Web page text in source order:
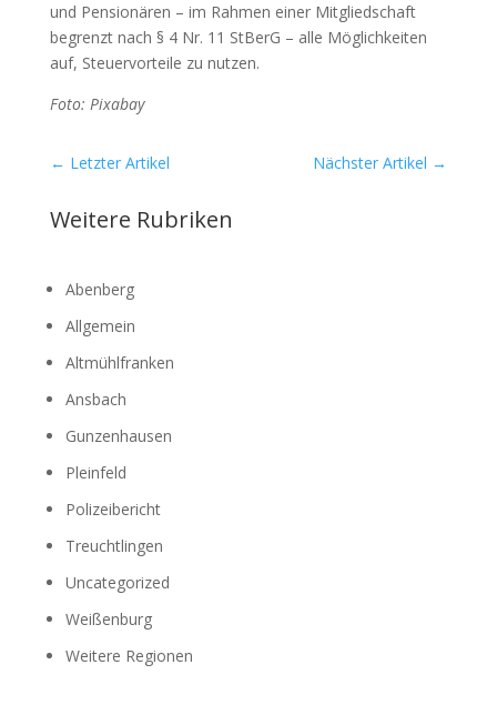
und Pen­sio­nä­ren – im Rah­men einer Mit­glied­schaft
begrenzt nach § 4 Nr. 11 StBerG – alle Mög­lich­kei­ten
auf, Steu­er­vor­tei­le zu nut­zen.
Foto: Pix­a­bay
← Letzter Artikel Nächster Artikel →
Weitere Rubriken
Abenberg
Allgemein
Altmühlfranken
Ansbach
Gunzenhausen
Pleinfeld
Polizeibericht
Treuchtlingen
Uncategorized
Weißenburg
Weitere Regionen